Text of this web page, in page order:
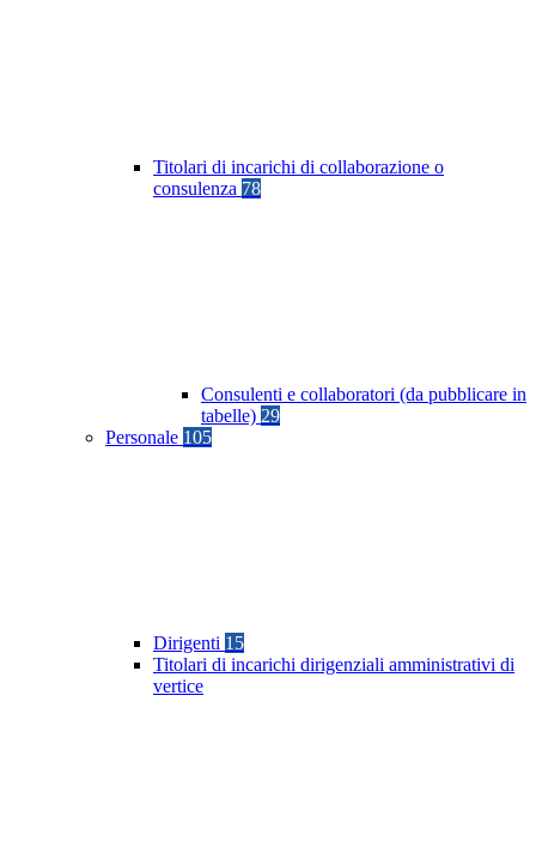
Titolari di incarichi di collaborazione o
consulenza 78
Consulenti e collaboratori (da pubblicare in
tabelle) 29
Personale 105
Dirigenti 15
Titolari di incarichi dirigenziali amministrativi di
vertice